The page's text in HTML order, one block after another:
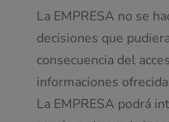
La EMPRESA no se
decisiones que
consecuencia del
informaciones
La EMPRESA podrá